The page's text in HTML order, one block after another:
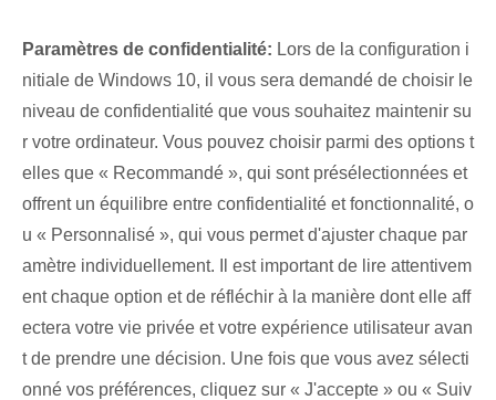
Paramètres de confidentialité: Lors de la configuration i
nitiale de Windows 10, il vous sera demandé de choisir le
niveau de confidentialité que vous souhaitez maintenir su
r votre ordinateur. Vous pouvez choisir parmi des options t
elles que « Recommandé », qui sont présélectionnées et
offrent un équilibre entre confidentialité et fonctionnalité, o
u « Personnalisé », qui vous permet d'ajuster chaque par
amètre individuellement. Il est important de lire attentivem
ent chaque option et de réfléchir à la manière dont elle aff
ectera votre vie privée et votre expérience utilisateur avan
t de prendre une décision. Une fois que vous avez sélecti
onné vos préférences, cliquez sur « J'accepte » ou « Suiv